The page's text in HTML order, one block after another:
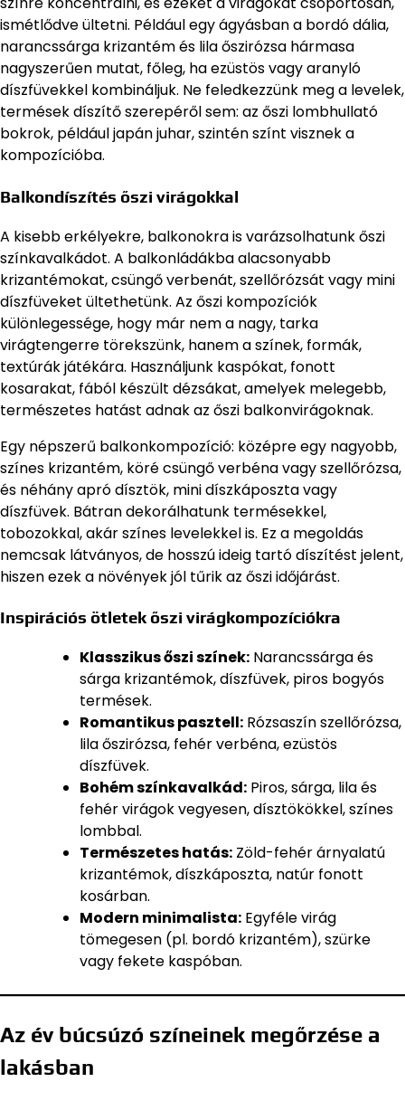
ismétlődve ültetni. Például egy ágyásban a bordó dália,
narancssárga krizantém és lila őszirózsa hármasa
nagyszerűen mutat, főleg, ha ezüstös vagy aranyló
díszfüvekkel kombináljuk. Ne feledkezzünk meg a levelek,
termések díszítő szerepéről sem: az őszi lombhullató
bokrok, például japán juhar, szintén színt visznek a
kompozícióba.
Balkondíszítés őszi virágokkal
A kisebb erkélyekre, balkonokra is varázsolhatunk őszi
színkavalkádot. A balkonládákba alacsonyabb
krizantémokat, csüngő verbenát, szellőrózsát vagy mini
díszfüveket ültethetünk. Az őszi kompozíciók
különlegessége, hogy már nem a nagy, tarka
virágtengerre törekszünk, hanem a színek, formák,
textúrák játékára. Használjunk kaspókat, fonott
kosarakat, fából készült dézsákat, amelyek melegebb,
természetes hatást adnak az őszi balkonvirágoknak.
Egy népszerű balkonkompozíció: középre egy nagyobb,
színes krizantém, köré csüngő verbéna vagy szellőrózsa,
és néhány apró dísztök, mini díszkáposzta vagy
díszfüvek. Bátran dekorálhatunk termésekkel,
tobozokkal, akár színes levelekkel is. Ez a megoldás
nemcsak látványos, de hosszú ideig tartó díszítést jelent,
hiszen ezek a növények jól tűrik az őszi időjárást.
Inspirációs ötletek őszi virágkompozíciókra
Klasszikus őszi színek: Narancssárga és
sárga krizantémok, díszfüvek, piros bogyós
termések.
Romantikus pasztell: Rózsaszín szellőrózsa,
lila őszirózsa, fehér verbéna, ezüstös
díszfüvek.
Bohém színkavalkád: Piros, sárga, lila és
fehér virágok vegyesen, dísztökökkel, színes
lombbal.
Természetes hatás: Zöld-fehér árnyalatú
krizantémok, díszkáposzta, natúr fonott
kosárban.
Modern minimalista: Egyféle virág
tömegesen (pl. bordó krizantém), szürke
vagy fekete kaspóban.
Az év búcsúzó színeinek megőrzése a
lakásban